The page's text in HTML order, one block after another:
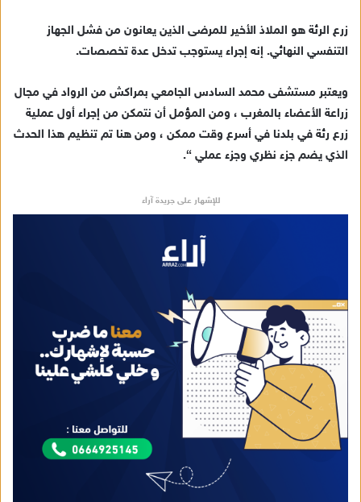
ا
إ
ك
ت
ر
و
زرع الرئة هو الملاذ الأخير للمرضى الذين يعانون من فشل الجهاز
التنفسي النهائي. إنه إجراء يستوجب تدخل عدة تخصصات.
ويعتبر مستشفى محمد السادس الجامعي بمراكش من الرواد في مجال
زراعة الأعضاء بالمغرب ، ومن المؤمل أن نتمكن من إجراء أول عملية
زرع رئة في بلدنا في أسرع وقت ممكن ، ومن هنا تم تنظيم هذا الحدث
الذي يضم جزء نظري وجزء عملي “.
للإشهار على جريدة آراء